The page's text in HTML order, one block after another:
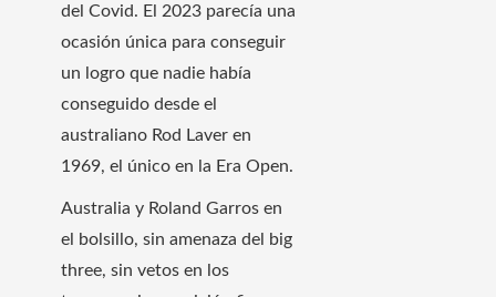
del Covid. El 2023 parecía una
ocasión única para conseguir
un logro que nadie había
conseguido desde el
australiano Rod Laver en
1969, el único en la Era Open.
Australia y Roland Garros en
el bolsillo, sin amenaza del big
three, sin vetos en los